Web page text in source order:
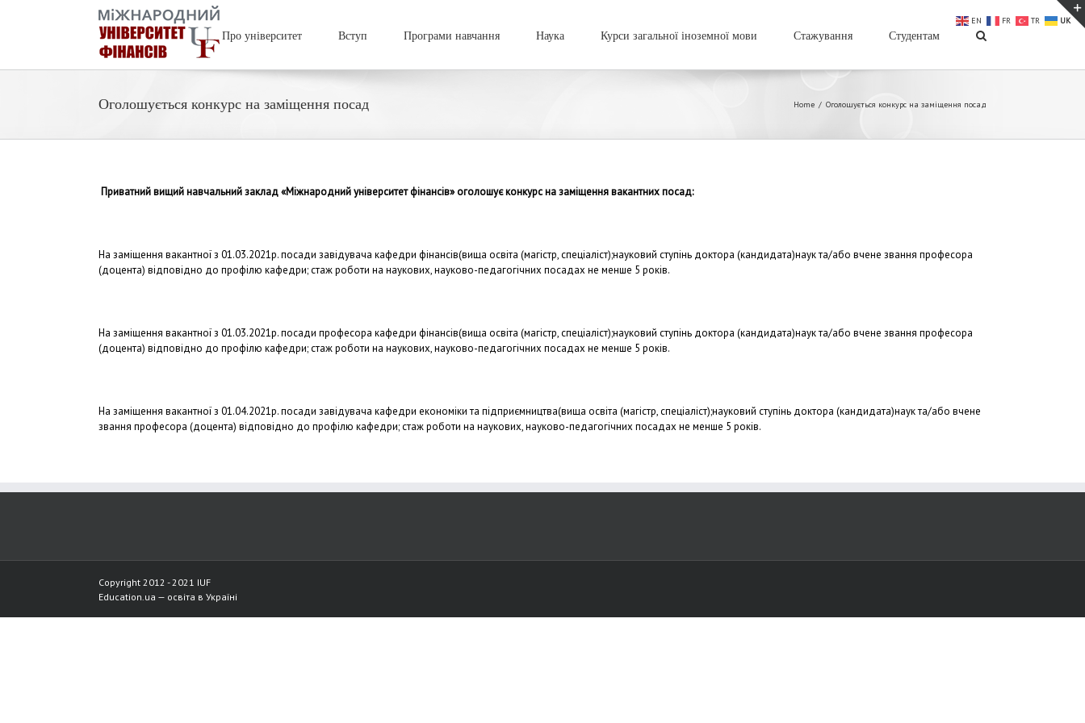
Про університет Вступ Програми навчання Наука Курси загальної іноземної мови Стажування Студентам
Оголошується конкурс на заміщення посад Home / Оголошується конкурс на заміщення посад
Приватний вищий навчальний заклад «Міжнародний університет фінансів» оголошує конкурс на заміщення вакантних посад:
На заміщення вакантної з 01.03.2021р. посади завідувача кафедри фінансів(вища освіта (магістр, спеціаліст);науковий ступінь доктора (кандидата)наук та/або вчене звання професора
(доцента) відповідно до профілю кафедри; стаж роботи на наукових, науково-педагогічних посадах не менше 5 років.
На заміщення вакантної з 01.03.2021р. посади професора кафедри фінансів(вища освіта (магістр, спеціаліст);науковий ступінь доктора (кандидата)наук та/або вчене звання професора
(доцента) відповідно до профілю кафедри; стаж роботи на наукових, науково-педагогічних посадах не менше 5 років.
На заміщення вакантної з 01.04.2021р. посади завідувача кафедри економіки та підприємництва(вища освіта (магістр, спеціаліст);науковий ступінь доктора (кандидата)наук та/або вчене
звання професора (доцента) відповідно до профілю кафедри; стаж роботи на наукових, науково-педагогічних посадах не менше 5 років.
Copyright 2012 - 2021 IUF
Education.ua — освіта в Україні
EN FR TR UK